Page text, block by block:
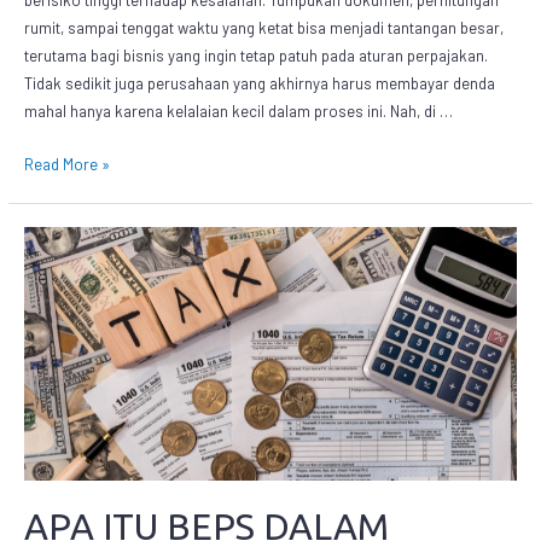
rumit, sampai tenggat waktu yang ketat bisa menjadi tantangan besar,
terutama bagi bisnis yang ingin tetap patuh pada aturan perpajakan.
Tidak sedikit juga perusahaan yang akhirnya harus membayar denda
mahal hanya karena kelalaian kecil dalam proses ini. Nah, di …
Read More »
APA ITU BEPS DALAM